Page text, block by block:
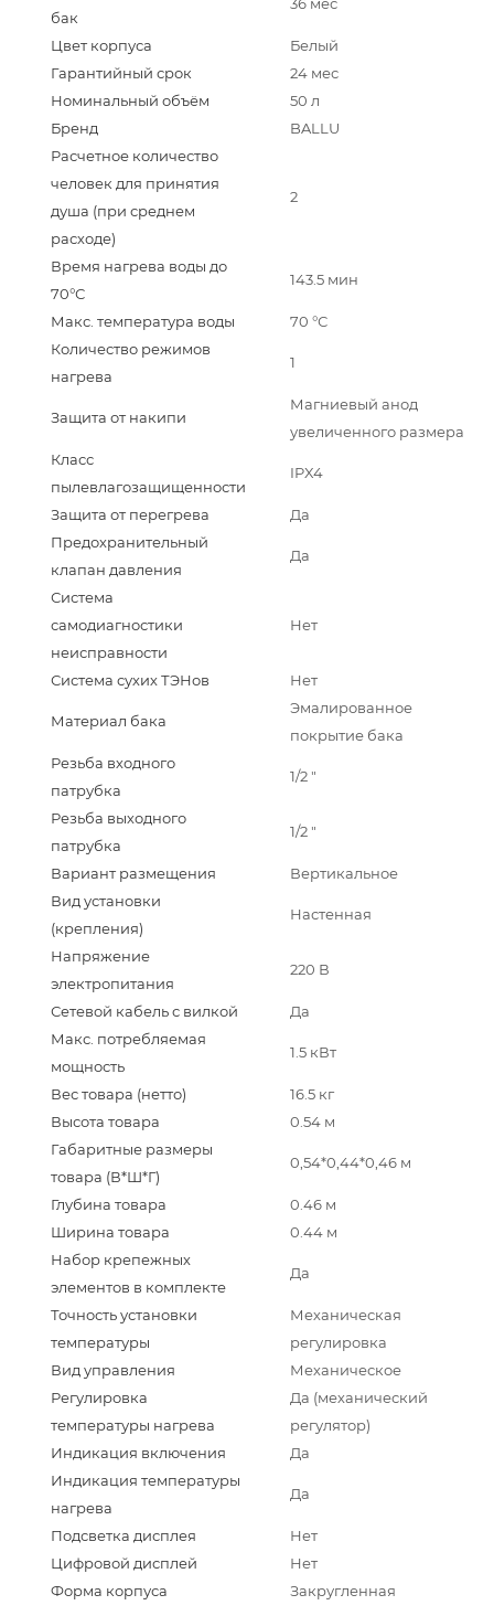
бак
Цвет корпуса
Белый
Гарантийный срок
24 мес
Номинальный объём
50 л
Бренд
BALLU
Расчетное количество
человек для принятия
душа (при среднем
расходе)
2
Время нагрева воды до
70°С
143.5 мин
Макс. температура воды
70 °С
Количество режимов
нагрева
1
Защита от накипи
Магниевый анод
увеличенного размера
Класс
пылевлагозащищенности
IPX4
Защита от перегрева
Да
Предохранительный
клапан давления
Да
Система
самодиагностики
неисправности
Нет
Система сухих ТЭНов Нет
Материал бака
Эмалированное
покрытие бака
Резьба входного
патрубка
1/2 "
Резьба выходного
патрубка
1/2 "
Вариант размещения
Вертикальное
Вид установки
(крепления)
Настенная
Напряжение
электропитания
220 В
Сетевой кабель с вилкой
Да
Макс. потребляемая
мощность
1.5 кВт
Вес товара (нетто)
16.5 кг
Высота товара
0.54 м
Габаритные размеры
товара (В*Ш*Г)
0,54*0,44*0,46 м
Глубина товара
0.46 м
Ширина товара
0.44 м
Набор крепежных
элементов в комплекте
Да
Точность установки
температуры
Механическая
регулировка
Вид управления
Механическое
Регулировка
температуры нагрева
Да (механический
регулятор)
Индикация включения
Да
Индикация температуры
нагрева
Да
Подсветка дисплея
Нет
Цифровой дисплей
Нет
Форма корпуса
Закругленная